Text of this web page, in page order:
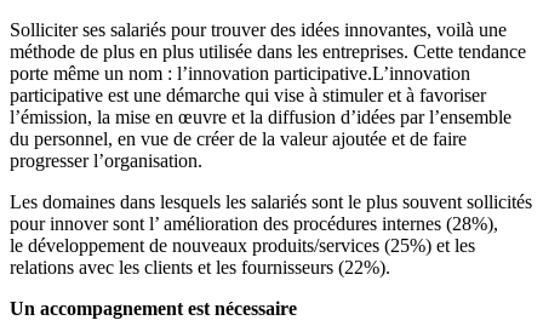
Solliciter ses salariés pour trouver des idées innovantes, voilà une
méthode de plus en plus utilisée dans les entreprises. Cette tendance
porte même un nom : l’innovation participative.L’innovation
participative est une démarche qui vise à stimuler et à favoriser
l’émission, la mise en œuvre et la diffusion d’idées par l’ensemble
du personnel, en vue de créer de la valeur ajoutée et de faire
progresser l’organisation.
Les domaines dans lesquels les salariés sont le plus souvent sollicités
pour innover sont l’ amélioration des procédures internes (28%),
le développement de nouveaux produits/services (25%) et les
relations avec les clients et les fournisseurs (22%).
Un accompagnement est nécessaire